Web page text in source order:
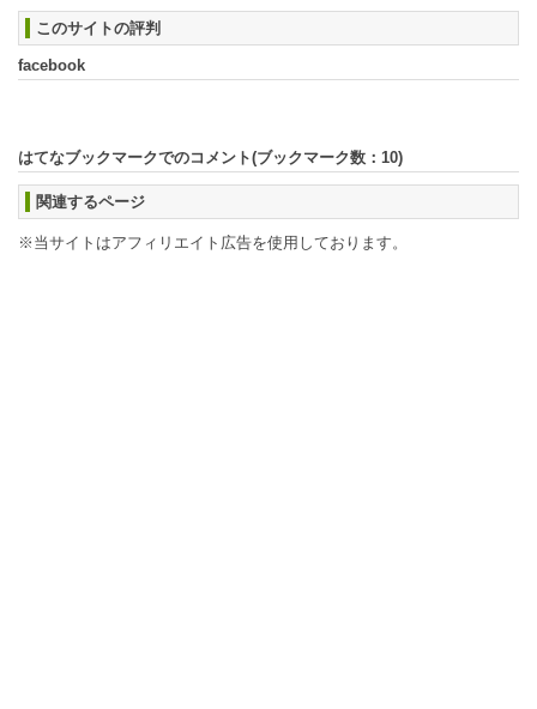
このサイトの評判
facebook
はてなブックマークでのコメント(ブックマーク数： 10)
関連するページ
※当サイトはアフィリエイト広告を使用しております。